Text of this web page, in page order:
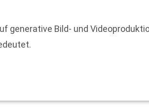
generative Bild- und